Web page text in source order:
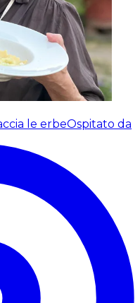
le erbeOspitato da